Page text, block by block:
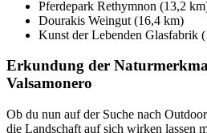
Pferdepark Rethymnon (13,2
Dourakis Weingut (16,4 km)
Kunst der Lebenden Glasfabrik
Erkundung der
Valsamonero
Ob du nun auf der Suche nach
die Landschaft auf sich wirken lassen